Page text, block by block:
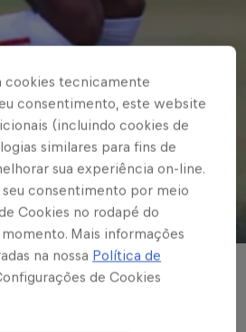
cookies tecnicamente
consentimento, este website
(incluindo cookies de
similares para fins de
sua experiência on-line.
consentimento por meio
Cookies no rodapé do
Mais informações
na nossa Política de
de Cookies